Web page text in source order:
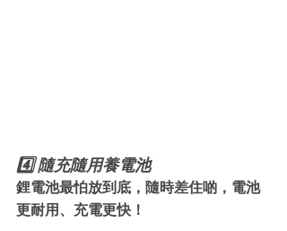
4️⃣ 隨充隨用養電池
鋰電池最怕放到底，隨時差住啲，電池
更耐用、充電更快！